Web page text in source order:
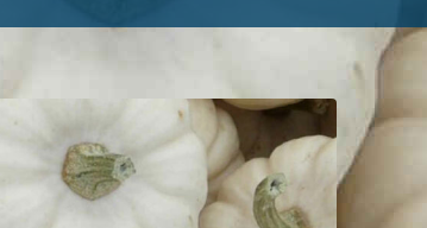
Courge Baby Boo Bio